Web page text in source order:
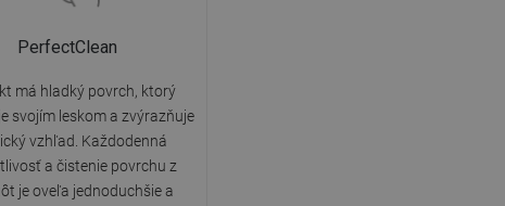
PerfectClean
má hladký povrch, ktorý
svojím leskom a zvýrazňuje
vzhľad. Každodenná
a čistenie povrchu z
je oveľa jednoduchšie a